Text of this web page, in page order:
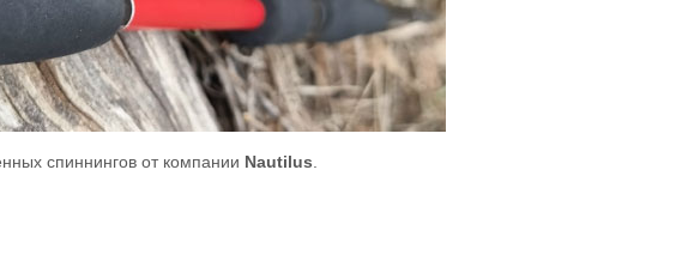
спиннингов от компании Nautilus